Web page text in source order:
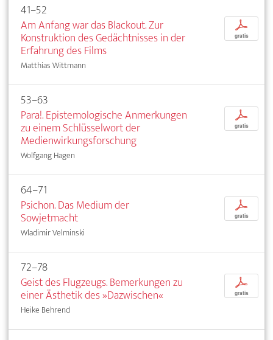
41–52
Am Anfang war das Blackout. Zur
Konstruktion des Gedächtnisses in der
Erfahrung des Films
Matthias Wittmann
p
gratis
53–63
Para!. Epistemologische Anmerkungen
zu einem Schlüsselwort der
Medienwirkungsforschung
Wolfgang Hagen
p
gratis
64–71
Psichon. Das Medium der
Sowjetmacht
Wladimir Velminski
p
gratis
72–78
Geist des Flugzeugs. Bemerkungen zu
einer Ästhetik des »Dazwischen«
Heike Behrend
p
gratis